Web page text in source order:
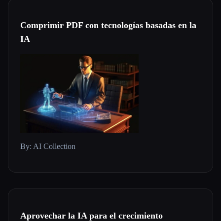
Comprimir PDF con tecnologías basadas en la
IA
By: AI Collection
Aprovechar la IA para el crecimiento